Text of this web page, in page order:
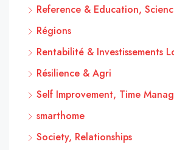
Reference & Education,
Régions
Rentabilité & Investissements
Résilience & Agri
Self Improvement, Time
smarthome
Society, Relationships